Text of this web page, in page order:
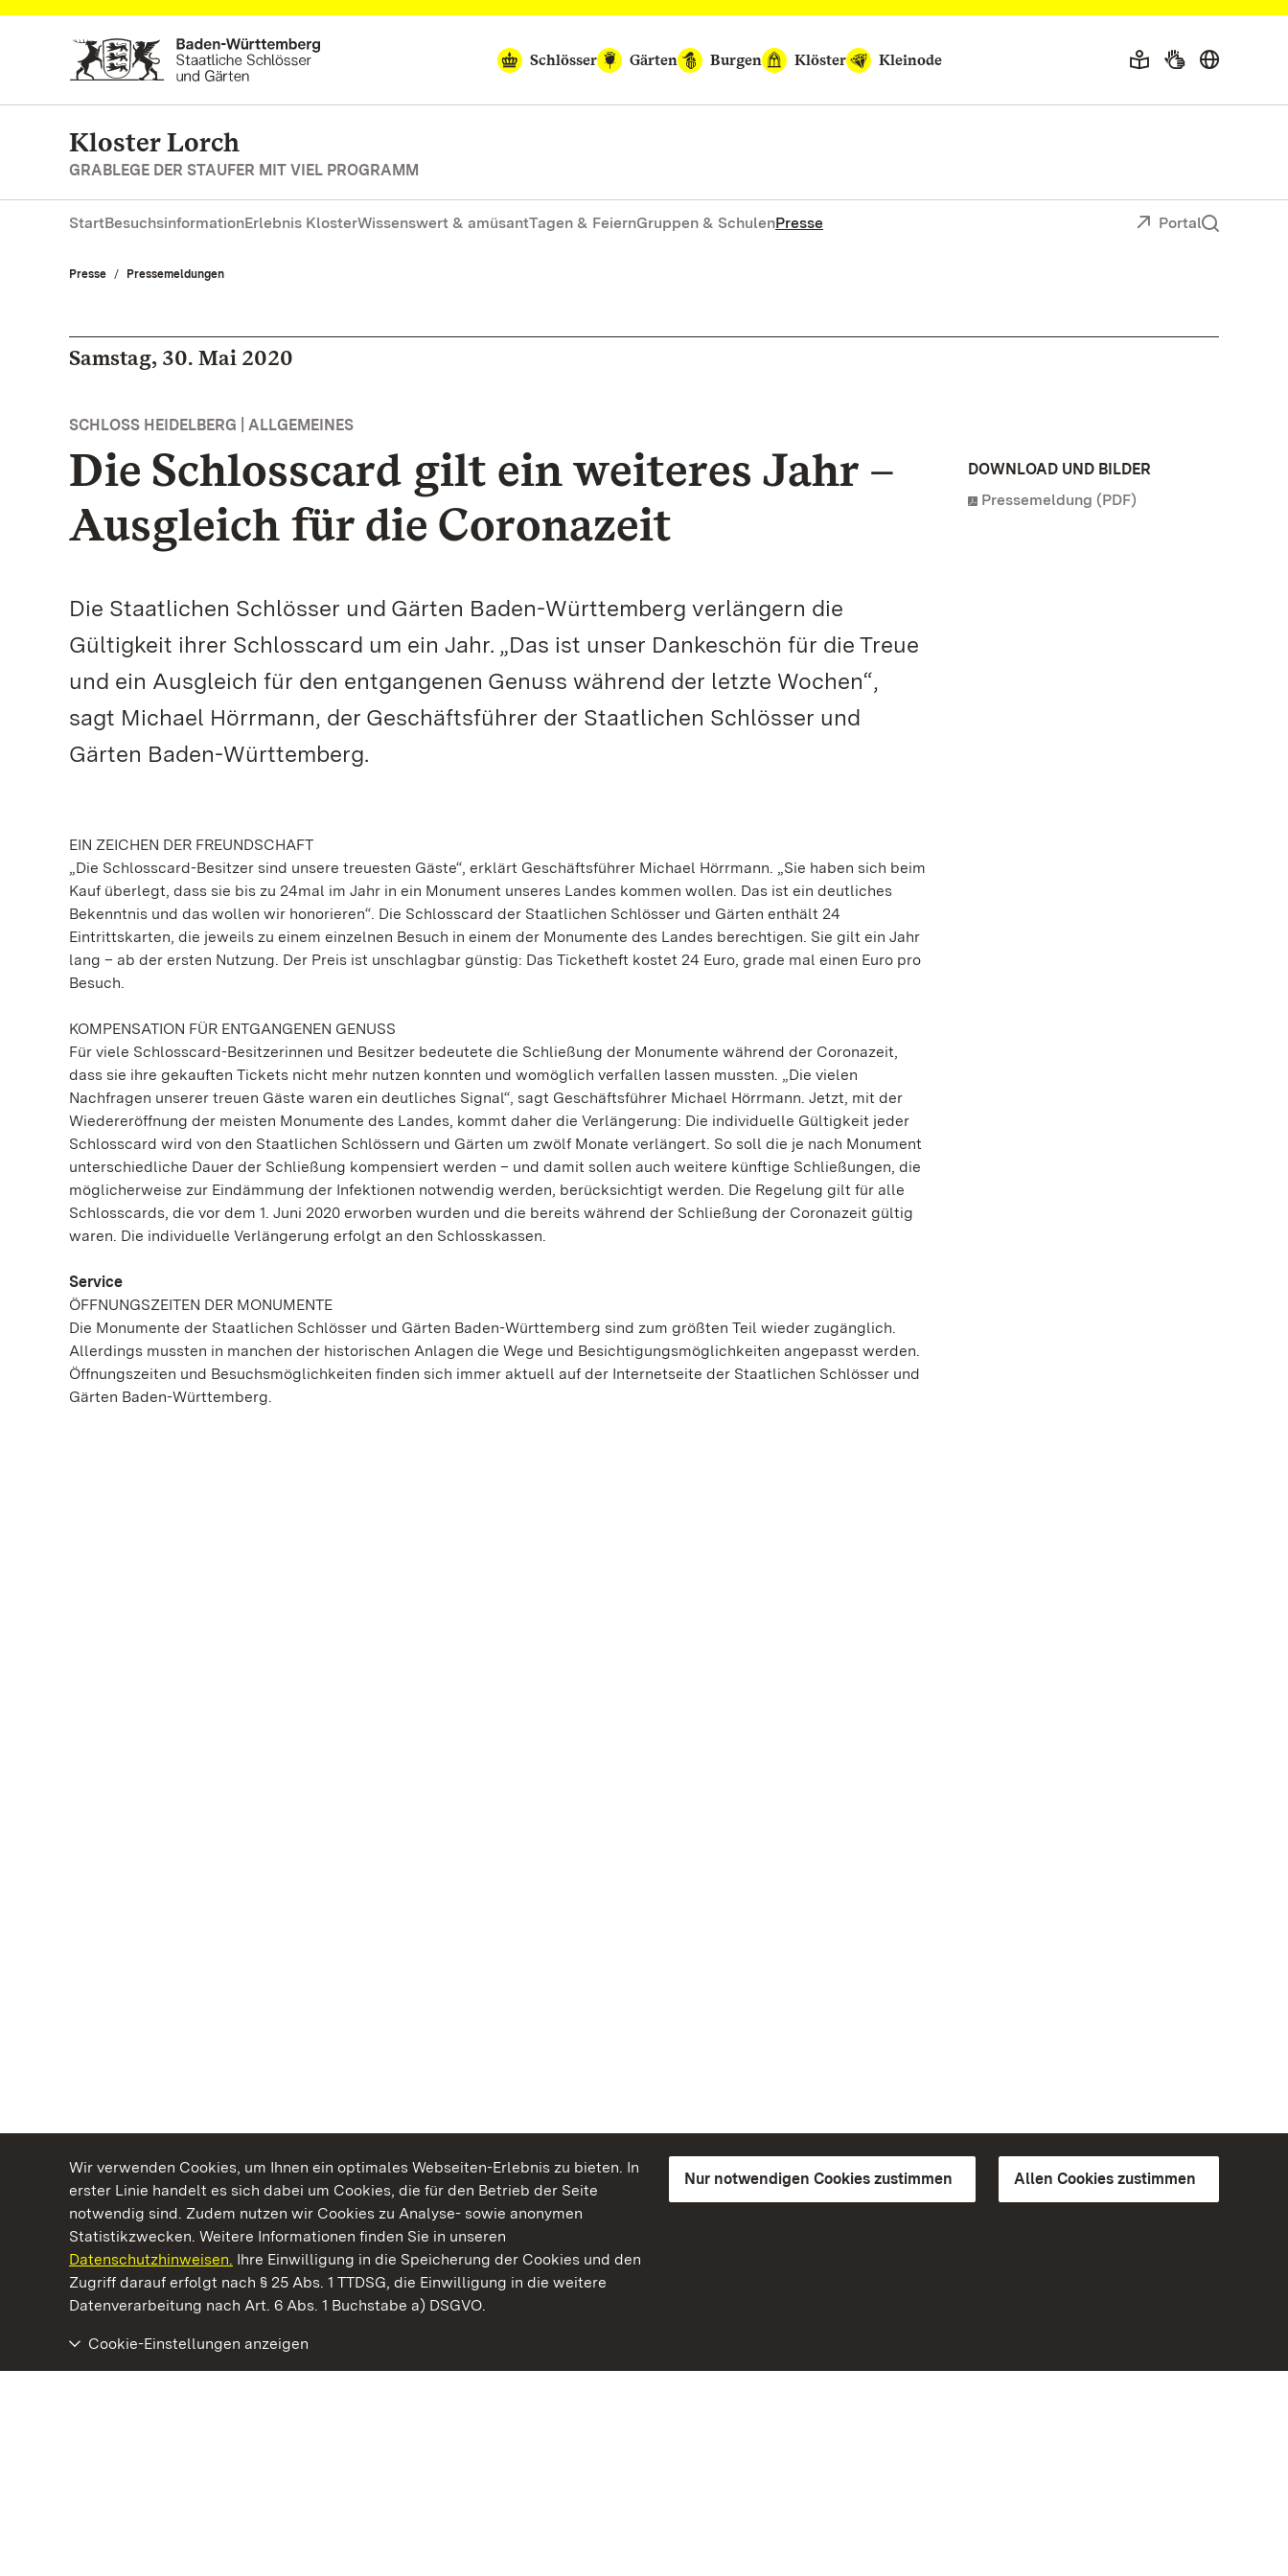
Wir verwenden Cookies, um Ihnen ein optimales Webseiten-Erlebnis zu bieten. In
erster Linie handelt es sich dabei um Cookies, die für den Betrieb der Seite
notwendig sind. Zudem nutzen wir Cookies zu Analyse- sowie anonymen
Statistikzwecken. Weitere Informationen finden Sie in unseren
Datenschutzhinweisen. Ihre Einwilligung in die Speicherung der Cookies und den
Zugriff darauf erfolgt nach § 25 Abs. 1 TTDSG, die Einwilligung in die weitere
Datenverarbeitung nach Art. 6 Abs. 1 Buchstabe a) DSGVO.
Nur notwendigen Cookies zustimmen Allen Cookies zustimmen
Cookie-Einstellungen anzeigen
Zum Hauptinhalt springen
Schlösser
Gärten Burgen Klöster Kleinode
Kloster Lorch
GRABLEGE DER STAUFER MIT VIEL PROGRAMM
StartBesuchsinformationErlebnis KlosterWissenswert & amüsantTagen & FeiernGruppen & SchulenPresse Portal
Presse Pressemeldungen
Samstag, 30. Mai 2020
SCHLOSS HEIDELBERG | ALLGEMEINES
Die Schlosscard gilt ein weiteres Jahr –
Ausgleich für die Coronazeit
Die Staatlichen Schlösser und Gärten Baden-Württemberg verlängern die
Gültigkeit ihrer Schlosscard um ein Jahr. „Das ist unser Dankeschön für die Treue
und ein Ausgleich für den entgangenen Genuss während der letzte Wochen“,
sagt Michael Hörrmann, der Geschäftsführer der Staatlichen Schlösser und
Gärten Baden-Württemberg.
EIN ZEICHEN DER FREUNDSCHAFT
„Die Schlosscard-Besitzer sind unsere treuesten Gäste“, erklärt Geschäftsführer Michael Hörrmann. „Sie haben sich beim
Kauf überlegt, dass sie bis zu 24mal im Jahr in ein Monument unseres Landes kommen wollen. Das ist ein deutliches
Bekenntnis und das wollen wir honorieren“. Die Schlosscard der Staatlichen Schlösser und Gärten enthält 24
Eintrittskarten, die jeweils zu einem einzelnen Besuch in einem der Monumente des Landes berechtigen. Sie gilt ein Jahr
lang – ab der ersten Nutzung. Der Preis ist unschlagbar günstig: Das Ticketheft kostet 24 Euro, grade mal einen Euro pro
Besuch.
KOMPENSATION FÜR ENTGANGENEN GENUSS
Für viele Schlosscard-Besitzerinnen und Besitzer bedeutete die Schließung der Monumente während der Coronazeit,
dass sie ihre gekauften Tickets nicht mehr nutzen konnten und womöglich verfallen lassen mussten. „Die vielen
Nachfragen unserer treuen Gäste waren ein deutliches Signal“, sagt Geschäftsführer Michael Hörrmann. Jetzt, mit der
Wiedereröffnung der meisten Monumente des Landes, kommt daher die Verlängerung: Die individuelle Gültigkeit jeder
Schlosscard wird von den Staatlichen Schlössern und Gärten um zwölf Monate verlängert. So soll die je nach Monument
unterschiedliche Dauer der Schließung kompensiert werden – und damit sollen auch weitere künftige Schließungen, die
möglicherweise zur Eindämmung der Infektionen notwendig werden, berücksichtigt werden. Die Regelung gilt für alle
Schlosscards, die vor dem 1. Juni 2020 erworben wurden und die bereits während der Schließung der Coronazeit gültig
waren. Die individuelle Verlängerung erfolgt an den Schlosskassen.
Service
ÖFFNUNGSZEITEN DER MONUMENTE
Die Monumente der Staatlichen Schlösser und Gärten Baden-Württemberg sind zum größten Teil wieder zugänglich.
Allerdings mussten in manchen der historischen Anlagen die Wege und Besichtigungsmöglichkeiten angepasst werden.
Öffnungszeiten und Besuchsmöglichkeiten finden sich immer aktuell auf der Internetseite der Staatlichen Schlösser und
Gärten Baden-Württemberg.
DOWNLOAD UND BILDER
Pressemeldung (PDF)
Kommen. Staunen. Genießen.